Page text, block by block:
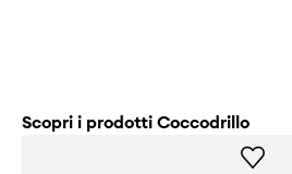
Scopri i prodotti Coccodrillo